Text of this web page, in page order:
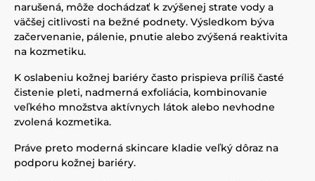
narušená, môže dochádzať k zvýšenej strate vody a
väčšej citlivosti na bežné podnety. Výsledkom býva
začervenanie, pálenie, pnutie alebo zvýšená reaktivita
na kozmetiku.
K oslabeniu kožnej bariéry často prispieva príliš časté
čistenie pleti, nadmerná exfoliácia, kombinovanie
veľkého množstva aktívnych látok alebo nevhodne
zvolená kozmetika.
Práve preto moderná skincare kladie veľký dôraz na
podporu kožnej bariéry.